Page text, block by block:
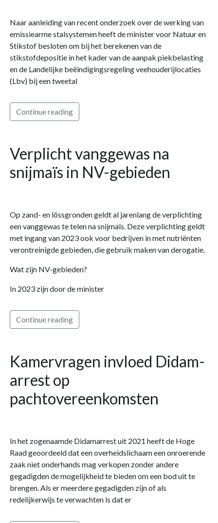
Naar aanleiding van recent onderzoek over de werking van
emissiearme stalsystemen heeft de minister voor Natuur en
Stikstof besloten om bij het berekenen van de
stikstofdepositie in het kader van de aanpak piekbelasting
en de Landelijke beëindigingsregeling veehouderijlocaties
(Lbv) bij een tweetal
Continue reading
Verplicht vanggewas na
snijmaïs in NV-gebieden
Op zand- en lössgronden geldt al jarenlang de verplichting
een vanggewas te telen na snijmaïs. Deze verplichting geldt
met ingang van 2023 ook voor bedrijven in met nutriënten
verontreinigde gebieden, die gebruik maken van derogatie.
Wat zijn NV-gebieden?
In 2023 zijn door de minister
Continue reading
Kamervragen invloed Didam-
arrest op
pachtovereenkomsten
In het zogenaamde Didamarrest uit 2021 heeft de Hoge
Raad geoordeeld dat een overheidslichaam een onroerende
zaak niet onderhands mag verkopen zonder andere
gegadigden de mogelijkheid te bieden om een bod uit te
brengen. Als er meerdere gegadigden zijn of als
redelijkerwijs te verwachten is dat er